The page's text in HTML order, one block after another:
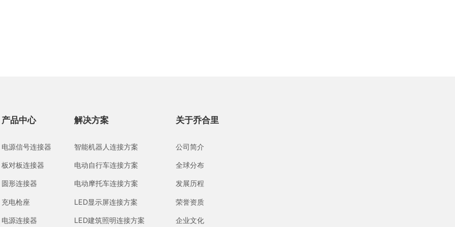
产品中心
电源信号连接器
板对板连接器
圆形连接器
充电枪座
电源连接器
解决方案
智能机器人连接方案
电动自行车连接方案
电动摩托车连接方案
LED显示屏连接方案
LED建筑照明连接方案
关于乔合里
公司简介
全球分布
发展历程
荣誉资质
企业文化